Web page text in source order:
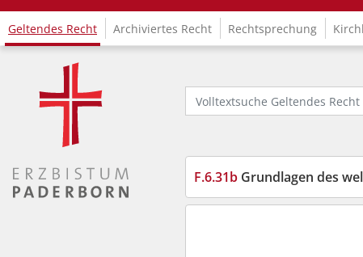
Logo Fachinformationssystem Kirchenrecht
Geltendes Recht Archiviertes Recht Rechtsprechung
Volltextsuche Geltendes Recht
F.6.31b Grundlagen des